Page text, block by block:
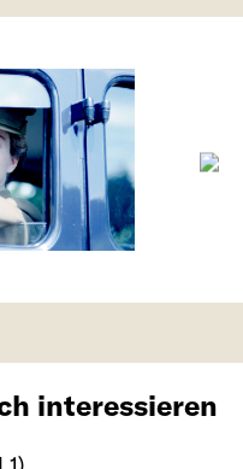
interessieren